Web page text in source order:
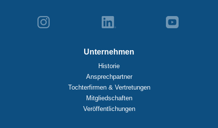
Unternehmen
Historie
Ansprechpartner
Tochterfirmen & Vertretungen
Mitgliedschaften
Veröffentlichungen